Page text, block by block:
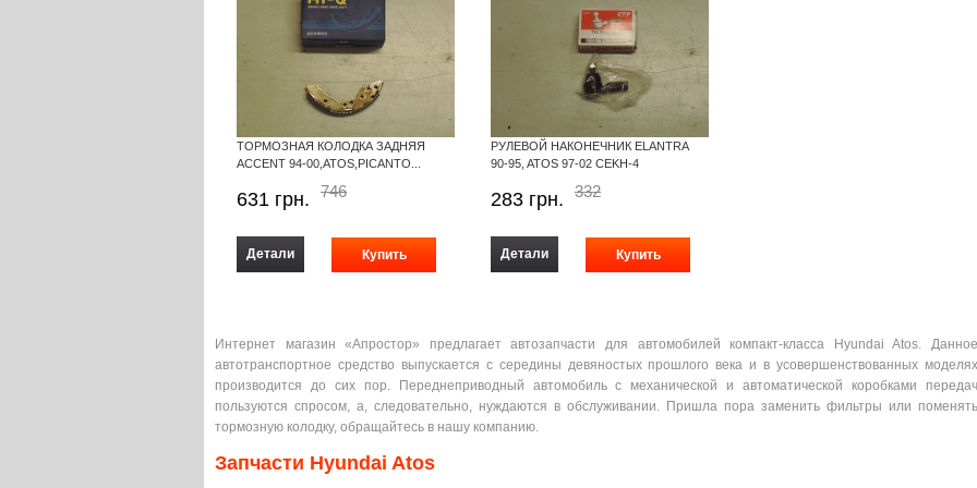
ТОРМОЗНАЯ КОЛОДКА ЗАДНЯЯ
ACCENT 94-00,ATOS,PICANTO...
631 грн. 746
Детали
РУЛЕВОЙ НАКОНЕЧНИК ELANTRA
90-95, ATOS 97-02 CEKH-4
283 грн. 332
Детали
Интернет магазин «Апростор» предлагает автозапчасти для автомобилей компакт-класса Hyundai Atos. Данное
автотранспортное средство выпускается с середины девяностых прошлого века и в усовершенствованных моделях
производится до сих пор. Переднеприводный автомобиль с механической и автоматической коробками передач
пользуются спросом, а, следовательно, нуждаются в обслуживании. Пришла пора заменить фильтры или поменять
тормозную колодку, обращайтесь в нашу компанию.
Запчасти Hyundai Atos